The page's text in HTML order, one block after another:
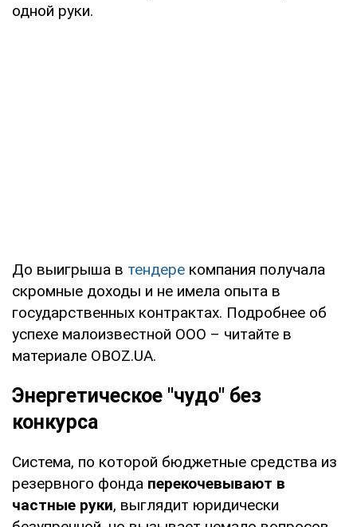
одной руки.
До выигрыша в тендере компания получала
скромные доходы и не имела опыта в
государственных контрактах. Подробнее об
успехе малоизвестной ООО – читайте в
материале OBOZ.UA.
Энергетическое "чудо" без
конкурса
Система, по которой бюджетные средства из
резервного фонда перекочевывают в
частные руки, выглядит юридически